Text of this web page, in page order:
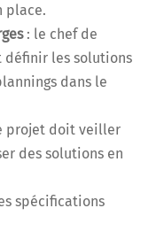
place.
: le chef de
les solutions
dans le
projet doit veiller
des solutions en
spécifications